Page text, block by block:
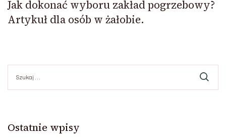
Jak dokonać wyboru zakład pogrzebowy?
Artykuł dla osób w żałobie.
Ostatnie wpisy